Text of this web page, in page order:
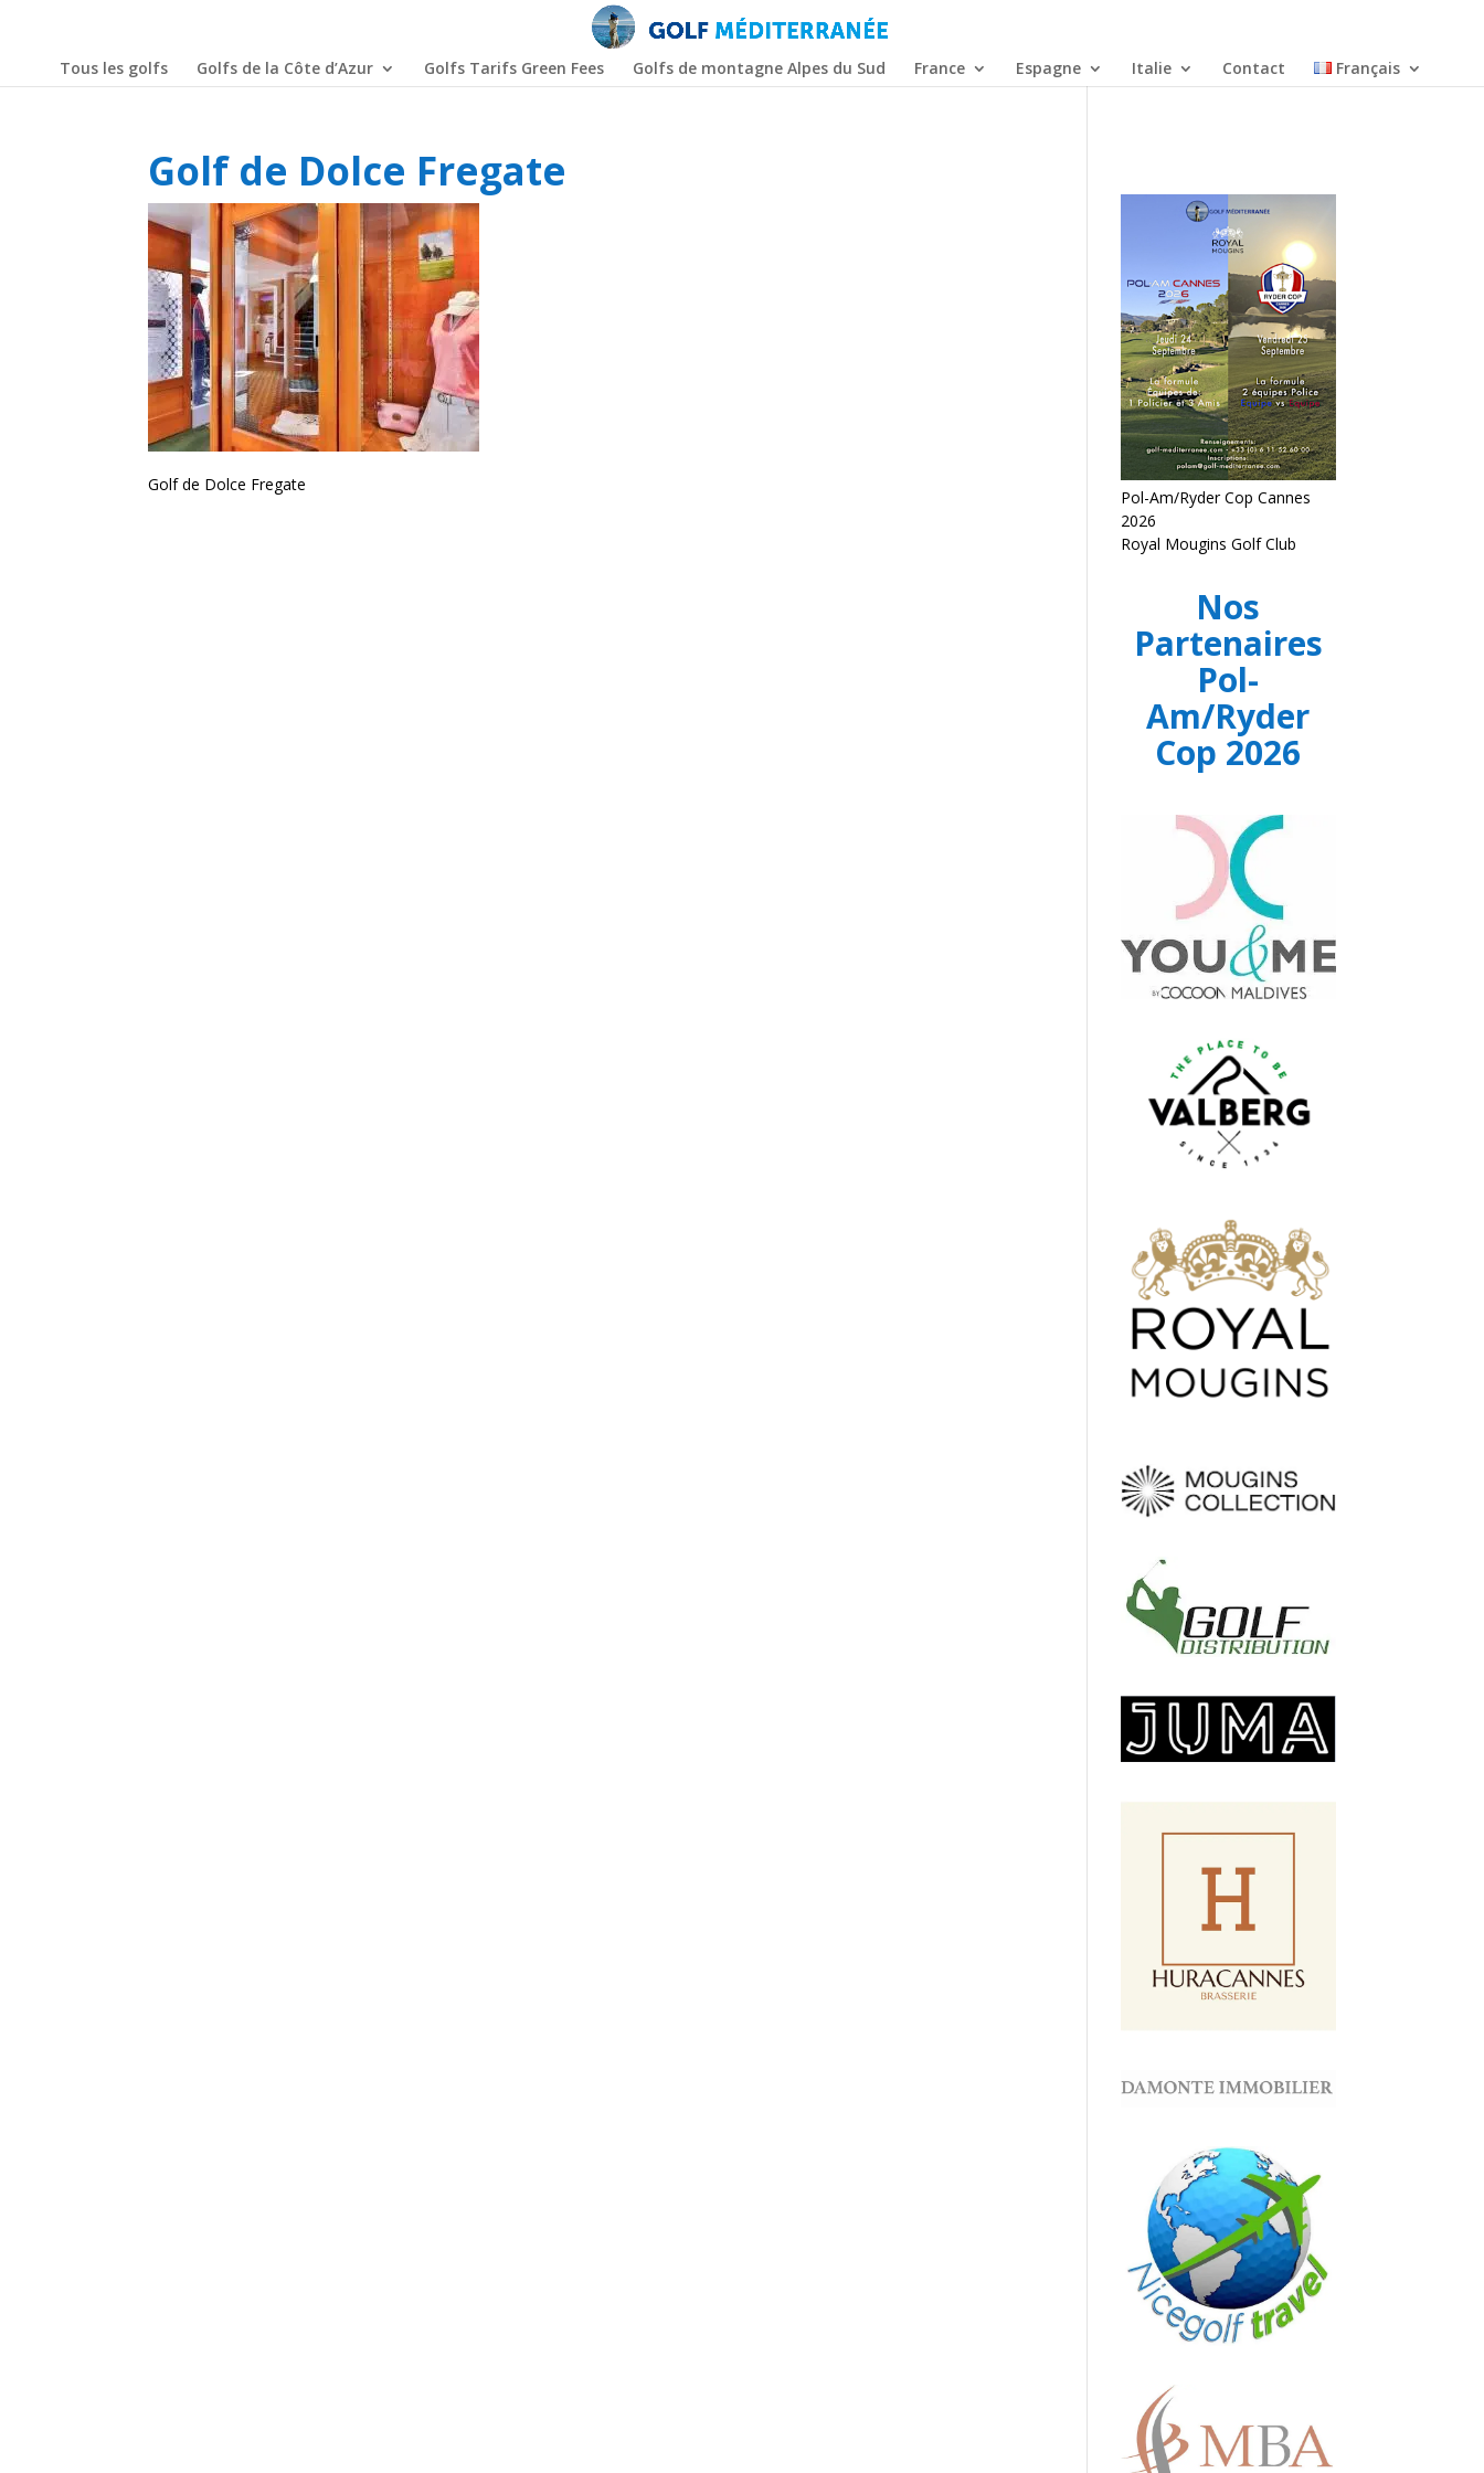
Tous les golfs Golfs de la Côte d’Azur Golfs Tarifs Green Fees Golfs de montagne Alpes du Sud France Espagne Italie Contact Français
Golf de Dolce Fregate
Golf de Dolce Fregate
Pol-Am/Ryder Cop Cannes
2026
Royal Mougins Golf Club
Nos
Partenaires
Pol-
Am/Ryder
Cop 2026